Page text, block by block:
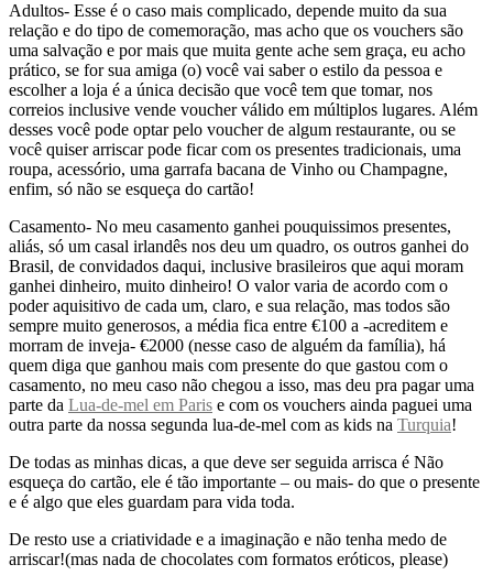
Adultos- Esse é o caso mais complicado, depende muito da sua
relação e do tipo de comemoração, mas acho que os vouchers são
uma salvação e por mais que muita gente ache sem graça, eu acho
prático, se for sua amiga (o) você vai saber o estilo da pessoa e
escolher a loja é a única decisão que você tem que tomar, nos
correios inclusive vende voucher válido em múltiplos lugares. Além
desses você pode optar pelo voucher de algum restaurante, ou se
você quiser arriscar pode ficar com os presentes tradicionais, uma
roupa, acessório, uma garrafa bacana de Vinho ou Champagne,
enfim, só não se esqueça do cartão!
Casamento- No meu casamento ganhei pouquissimos presentes,
aliás, só um casal irlandês nos deu um quadro, os outros ganhei do
Brasil, de convidados daqui, inclusive brasileiros que aqui moram
ganhei dinheiro, muito dinheiro! O valor varia de acordo com o
poder aquisitivo de cada um, claro, e sua relação, mas todos são
sempre muito generosos, a média fica entre €100 a -acreditem e
morram de inveja- €2000 (nesse caso de alguém da família), há
quem diga que ganhou mais com presente do que gastou com o
casamento, no meu caso não chegou a isso, mas deu pra pagar uma
parte da Lua-de-mel em Paris e com os vouchers ainda paguei uma
outra parte da nossa segunda lua-de-mel com as kids na Turquia!
De todas as minhas dicas, a que deve ser seguida arrisca é Não
esqueça do cartão, ele é tão importante – ou mais- do que o presente
e é algo que eles guardam para vida toda.
De resto use a criatividade e a imaginação e não tenha medo de
arriscar!(mas nada de chocolates com formatos eróticos, please)